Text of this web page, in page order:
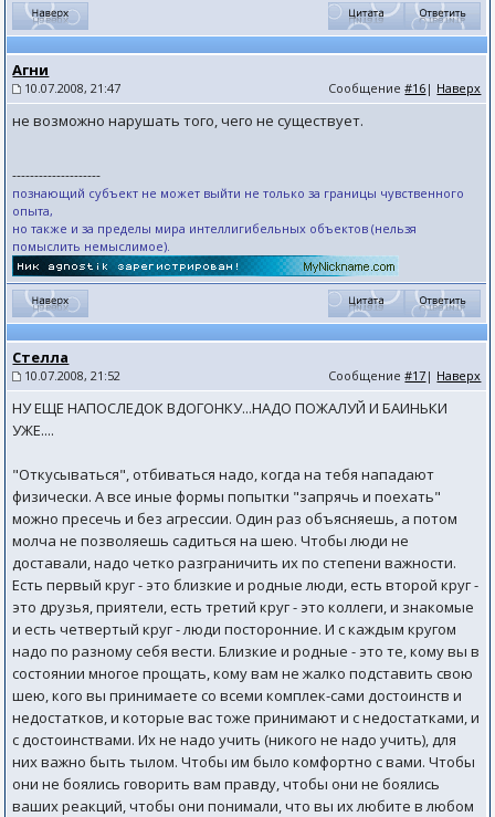
Агни
10.07.2008, 21:47 Сообщение#16 | Наверх
не возможно нарушать того, чего не существует.
--------------------
познающий субъект не может выйти не только за границы чувственного
опыта,
но также и за пределы мира интеллигибельных объектов (нельзя
помыслить немыслимое).
Стелла
10.07.2008, 21:52 Сообщение#17 | Наверх
НУ ЕЩЕ НАПОСЛЕДОК ВДОГОНКУ...НАДО ПОЖАЛУЙ И БАИНЬКИ
УЖЕ....
"Откусываться", отбиваться надо, когда на тебя нападают
физически. А все иные формы попытки "запрячь и поехать"
можно пресечь и без агрессии. Один раз объясняешь, а потом
молча не позволяешь садиться на шею. Чтобы люди не
доставали, надо четко разграничить их по степени важности.
Есть первый круг - это близкие и родные люди, есть второй круг -
это друзья, приятели, есть третий круг - это коллеги, и знакомые
и есть четвертый круг - люди посторонние. И с каждым кругом
надо по разному себя вести. Близкие и родные - это те, кому вы в
состоянии многое прощать, кому вам не жалко подставить свою
шею, кого вы принимаете со всеми комплек-сами достоинств и
недостатков, и которые вас тоже принимают и с недостатками, и
с достоинствами. Их не надо учить (никого не надо учить), для
них важно быть тылом. Чтобы им было комфортно с вами. Чтобы
они не боялись говорить вам правду, чтобы они не боялись
ваших реакций, чтобы они понимали, что вы их любите в любом